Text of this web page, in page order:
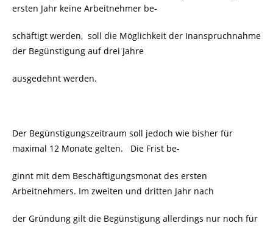
ersten Jahr keine Arbeitnehmer be-
schäftigt werden, soll die Möglichkeit der Inanspruchnahme
der Begünstigung auf drei Jahre
ausgedehnt werden.
Der Begünstigungszeitraum soll jedoch wie bisher für
maximal 12 Monate gelten. Die Frist be-
ginnt mit dem Beschäftigungsmonat des ersten
Arbeitnehmers. Im zweiten und dritten Jahr nach
der Gründung gilt die Begünstigung allerdings nur noch für